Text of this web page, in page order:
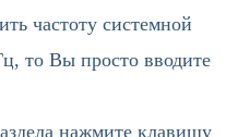
частоту системной
то Вы просто вводите
нажмите клавишу